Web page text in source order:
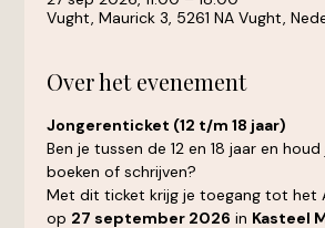
Vught, Maurick 3, 5261 NA Vught,
Over het evenement
Jongerenticket (12 t/m 18 jaar)
Ben je tussen de 12 en 18 jaar en
boeken of schrijven?
Met dit ticket krijg je toegang tot het
op 27 september 2026 in Kasteel